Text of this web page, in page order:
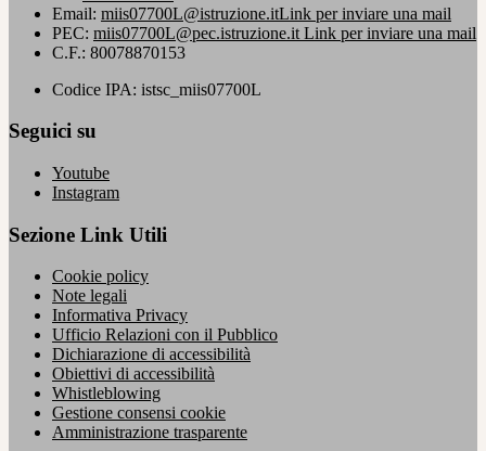
Email: miis07700L@istruzione.itLink per inviare una mail
PEC: miis07700L@pec.istruzione.it Link per inviare una mail
C.F.: 80078870153
Codice IPA: istsc_miis07700L
Seguici su
Youtube
Instagram
Sezione Link Utili
Cookie policy
Note legali
Informativa Privacy
Ufficio Relazioni con il Pubblico
Dichiarazione di accessibilità
Obiettivi di accessibilità
Whistleblowing
Gestione consensi cookie
Amministrazione trasparente